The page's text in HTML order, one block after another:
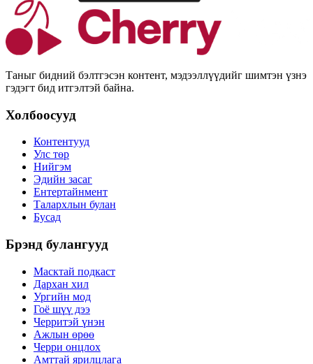
Таныг бидний бэлтгэсэн контент, мэдээллүүдийг шимтэн үзнэ
гэдэгт бид итгэлтэй байна.
Холбоосууд
Контентууд
Улс төр
Нийгэм
Эдийн засаг
Ентертайнмент
Талархлын булан
Бусад
Брэнд булангууд
Масктай подкаст
Дархан хил
Ургийн мод
Гоё шүү дээ
Черритэй үнэн
Ажлын өрөө
Черри онцлох
Амттай ярилцлага